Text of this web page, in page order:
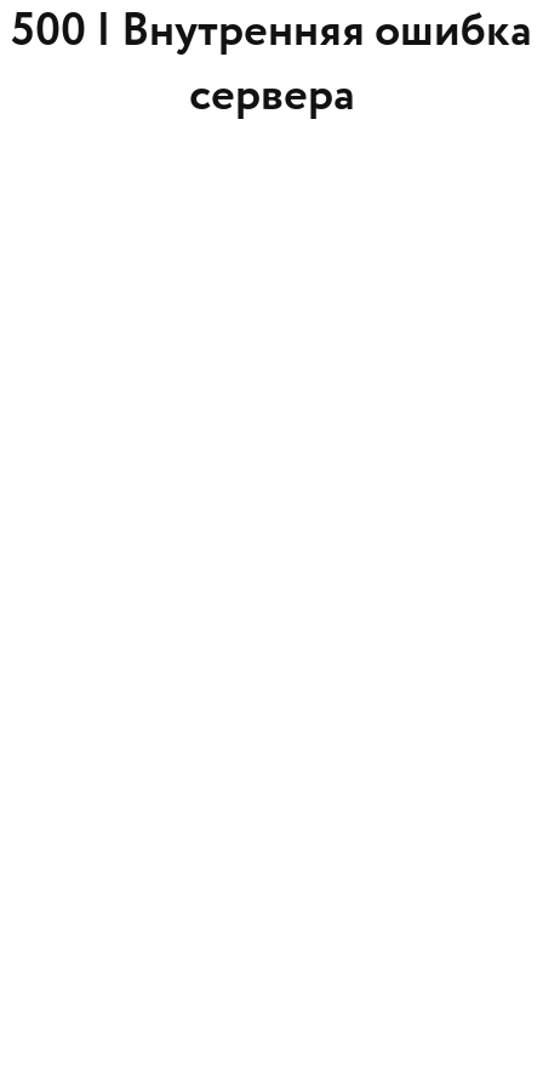
500 | Внутренняя ошибка
сервера